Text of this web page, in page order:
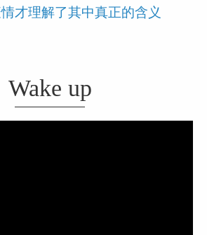
才理解了其中真正的含义
Wake up